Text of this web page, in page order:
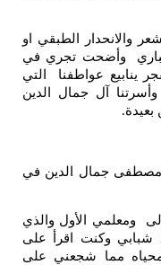
والانحدار الطبقي او
الباري وأضحت تجري في
ينابيع عواطفنا التي
آل جمال الدين
.
مصطفى جمال الدين في
ومعلمي الأول والذي
شبابي وكنت اقرأ على
محياه مما شجعني على